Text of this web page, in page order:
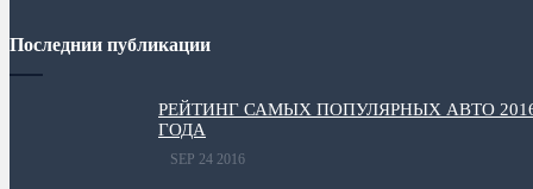
Последнии публикации
РЕЙТИНГ САМЫХ ПОПУЛЯРНЫХ АВТО
ГОДА
SEP 24 2016